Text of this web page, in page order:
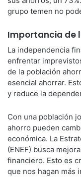
grupo temen no
Importancia de
La independencia
enfrentar
de la población
esencial ahorrar.
y reduce la
Con una población
ahorro pueden
económica. La
(ENEF) busca
financiero. Esto es
que nos hagan más